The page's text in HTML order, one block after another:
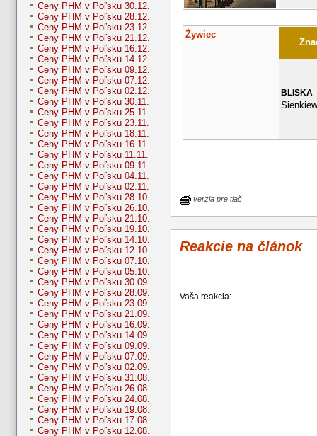
Ceny PHM v Poľsku 30.12.
Ceny PHM v Poľsku 28.12.
Ceny PHM v Poľsku 23.12.
Ceny PHM v Poľsku 21.12.
Ceny PHM v Poľsku 16.12.
Ceny PHM v Poľsku 14.12.
Ceny PHM v Poľsku 09.12.
Ceny PHM v Poľsku 07.12.
Ceny PHM v Poľsku 02.12.
Ceny PHM v Poľsku 30.11.
Ceny PHM v Poľsku 25.11.
Ceny PHM v Poľsku 23.11.
Ceny PHM v Poľsku 18.11.
Ceny PHM v Poľsku 16.11.
Ceny PHM v Poľsku 11.11.
Ceny PHM v Poľsku 09.11.
Ceny PHM v Poľsku 04.11.
Ceny PHM v Poľsku 02.11.
Ceny PHM v Poľsku 28.10.
Ceny PHM v Poľsku 26.10.
Ceny PHM v Poľsku 21.10.
Ceny PHM v Poľsku 19.10.
Ceny PHM v Poľsku 14.10.
Ceny PHM v Poľsku 12.10.
Ceny PHM v Poľsku 07.10.
Ceny PHM v Poľsku 05.10.
Ceny PHM v Poľsku 30.09.
Ceny PHM v Poľsku 28.09.
Ceny PHM v Poľsku 23.09.
Ceny PHM v Poľsku 21.09.
Ceny PHM v Poľsku 16.09.
Ceny PHM v Poľsku 14.09.
Ceny PHM v Poľsku 09.09.
Ceny PHM v Poľsku 07.09.
Ceny PHM v Poľsku 02.09.
Ceny PHM v Poľsku 31.08.
Ceny PHM v Poľsku 26.08.
Ceny PHM v Poľsku 24.08.
Ceny PHM v Poľsku 19.08.
Ceny PHM v Poľsku 17.08.
Ceny PHM v Poľsku 12.08.
Żywiec
BLISKA
verzia pre tlač
Reakcie na článok
Vaša reakcia: